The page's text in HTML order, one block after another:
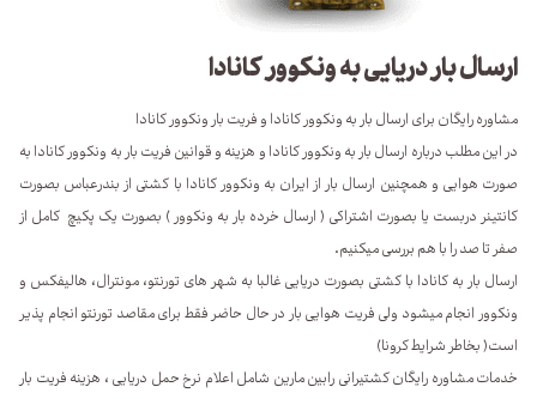
ارسال بار دریایی به ونکوور کانادا
مشاوره رایگان برای ارسال بار به ونکوور کانادا و فریت بار ونکوور کانادا
در این مطلب درباره ارسال بار به ونکوور کانادا و هزینه و قوانین فریت بار به ونکوور کانادا به
صورت هوایی و همچنین ارسال بار از ایران به ونکوور کانادا با کشتی از بندرعباس بصورت
کانتینر دربست یا بصورت اشتراکی ( ارسال خرده بار به ونکوور ) بصورت یک پکیچ کامل از
صفر تا صد را با هم بررسی میکنیم.
ارسال بار به کانادا با کشتی بصورت دریایی غالبا به شهر های تورنتو، مونترال، هالیفکس و
ونکوور انجام میشود ولی فریت هوایی بار در حال حاضر فقط برای مقاصد تورنتو انجام پذیر
است( بخاطر شرایط کرونا)
خدمات مشاوره رایگان کشتیرانی رابین مارین شامل اعلام نرخ حمل دریایی ، هزینه فریت بار